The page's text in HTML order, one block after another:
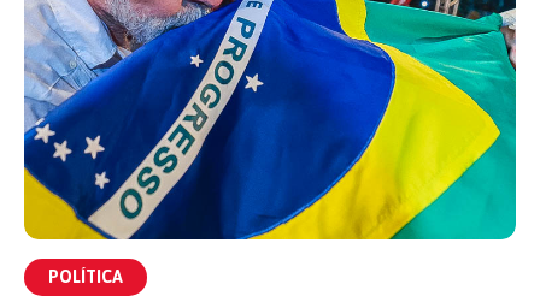
POLÍTICA